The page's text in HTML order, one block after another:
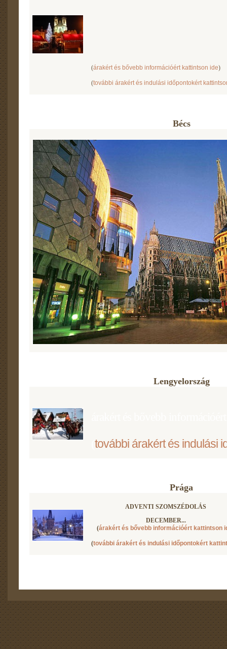
(árakért és bővebb információért kattintson ide)
(további árakért és indulási időpontokért
Bécs
Lengyelország
további árakért és indulási
Prága
ADVENTI SZOMSZÉDOLÁS
DECEMBER...
(árakért és bővebb információért kattintson
(további árakért és indulási időpontokért